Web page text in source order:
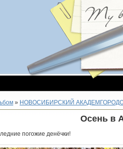
» НОВОСИБИРСКИЙ
Осень в
погожие денёчки!